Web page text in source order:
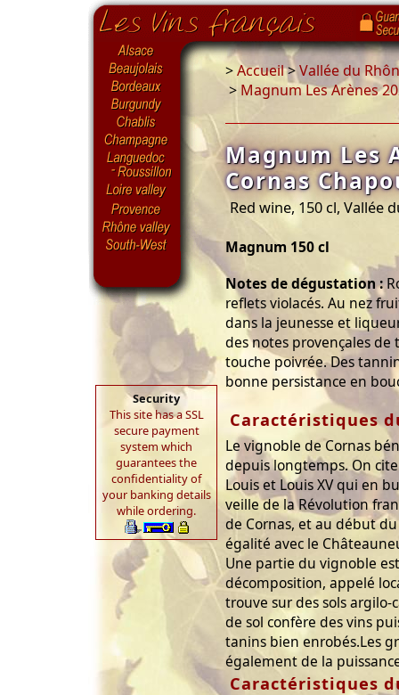
Security
This site has a SSL
secure payment
system which
guarantees the
confidentiality of
your banking details
while ordering.
>Accueil>Vallée du
> Magnum Les Arènes
Magnum Les
Cornas
Red wine, 150 cl, Vallée
Magnum 150 cl
Notes de dégustation :
reflets violacés. Au nez
dans la jeunesse et
des notes provençales
touche poivrée. Des
bonne persistance en
Caractéristiques
Le vignoble de Cornas
depuis longtemps. On
Louis et Louis XV qui en
veille de la Révolution
de Cornas, et au début
égalité avec le
Une partie du vignoble
décomposition, appelé
trouve sur des sols argilo-
de sol confère des vins
tanins bien enrobés.Les
également de la
Caractéristiques